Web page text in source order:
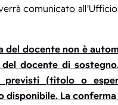
comunicato
del docente non è
docente di
(titolo o
disponibile. La